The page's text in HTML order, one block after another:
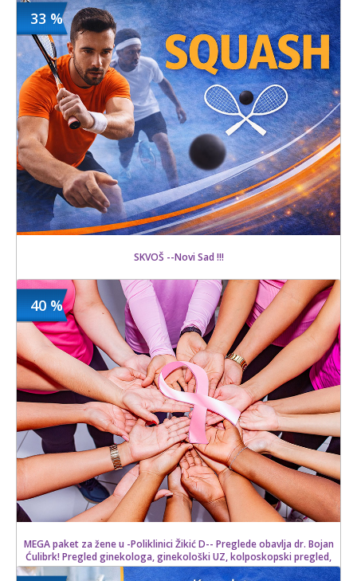
Kupljeno
14 kom.
19500 din
28000 din
33 %
SKVOŠ --Novi Sad !!!
Kupljeno
21 kom.
800 din
1200 din
40 %
MEGA paket za žene u -Poliklinici Žikić D-- Preglede obavlja dr. Bojan
Ćulibrk! Pregled ginekologa, ginekološki UZ, kolposkopski pregled,
PAPA, VS + ULTRAZVUK DOJKI!